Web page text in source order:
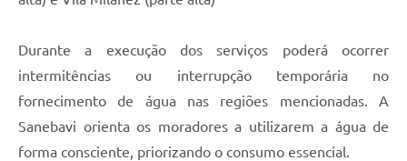
Durante a execução dos serviços poderá ocorrer
intermitências ou interrupção temporária no
fornecimento de água nas regiões mencionadas. A
Sanebavi orienta os moradores a utilizarem a água de
forma consciente, priorizando o consumo essencial.